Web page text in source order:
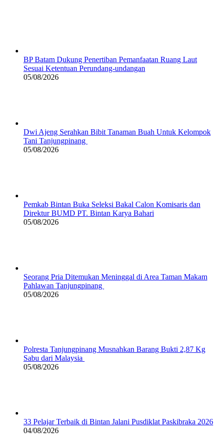
BP Batam Dukung Penertiban Pemanfaatan Ruang Laut
Sesuai Ketentuan Perundang-undangan
05/08/2026
Dwi Ajeng Serahkan Bibit Tanaman Buah Untuk Kelompok
Tani Tanjungpinang
05/08/2026
Pemkab Bintan Buka Seleksi Bakal Calon Komisaris dan
Direktur BUMD PT. Bintan Karya Bahari
05/08/2026
Seorang Pria Ditemukan Meninggal di Area Taman Makam
Pahlawan Tanjungpinang
05/08/2026
Polresta Tanjungpinang Musnahkan Barang Bukti 2,87 Kg
Sabu dari Malaysia
05/08/2026
33 Pelajar Terbaik di Bintan Jalani Pusdiklat Paskibraka 2026
04/08/2026